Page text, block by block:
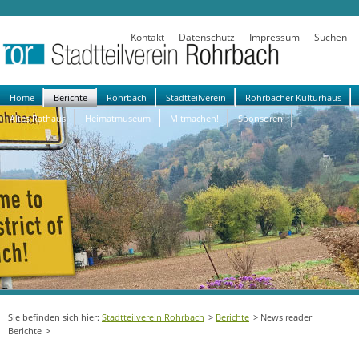
Kontakt Datenschutz Impressum Suchen
Navigation
überspringen
Home Berichte Rohrbach Stadtteilverein
Rohrbacher Kulturhaus
Altes Rathaus
Heimatmuseum Mitmachen! Sponsoren
Stadtteilverein Rohrbach Berichte
News reader
Berichte